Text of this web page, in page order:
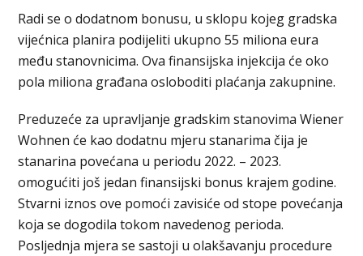
Radi se o dodatnom bonusu, u sklopu kojeg gradska
vijećnica planira podijeliti ukupno 55 miliona eura
među stanovnicima. Ova finansijska injekcija će oko
pola miliona građana osloboditi plaćanja zakupnine.
Preduzeće za upravljanje gradskim stanovima Wiener
Wohnen će kao dodatnu mjeru stanarima čija je
stanarina povećana u periodu 2022. – 2023.
omogućiti još jedan finansijski bonus krajem godine.
Stvarni iznos ove pomoći zavisiće od stope povećanja
koja se dogodila tokom navedenog perioda.
Posljednja mjera se sastoji u olakšavanju procedure